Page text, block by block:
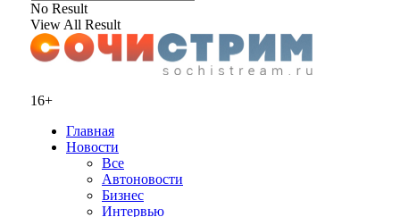
No Result
View All Result
16+
Главная
Новости
Все
Автоновости
Бизнес
Интервью